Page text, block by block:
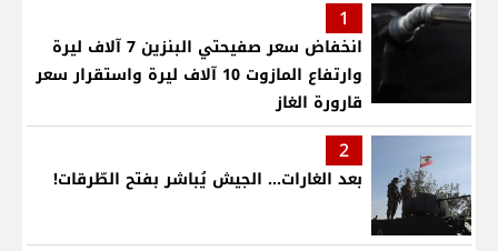
1
انخفاض سعر صفيحتي البنزين 7 آلاف ليرة
وارتفاع المازوت 10 آلاف ليرة واستقرار سعر
قارورة الغاز
2
بعد الغارات... الجيش يُباشر بفتح الطّرقات!